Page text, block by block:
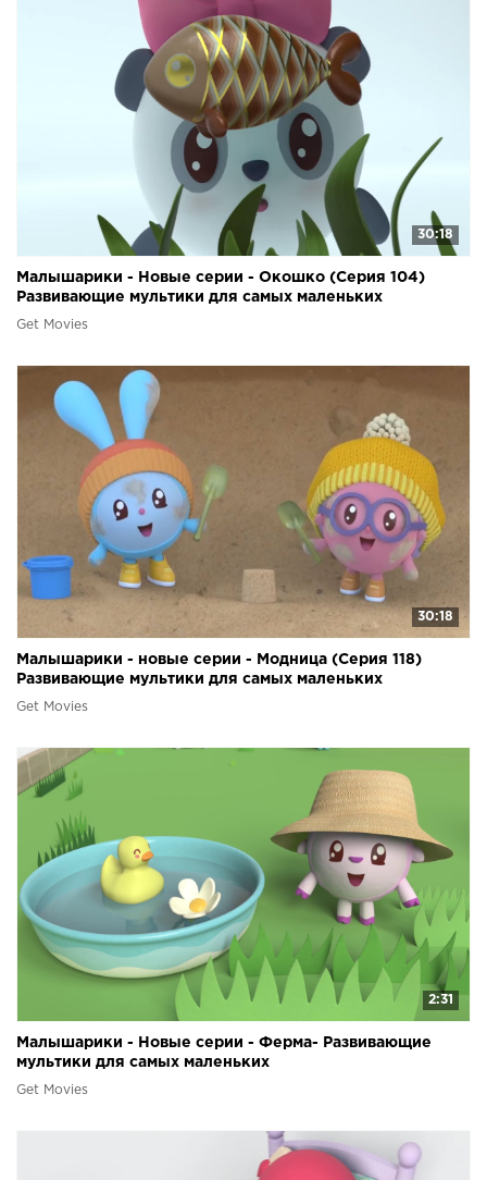
30:18
Малышарики - Новые серии - Окошко (Серия 104)
Развивающие мультики для самых маленьких
Get Movies
30:18
Малышарики - новые серии - Модница (Серия 118)
Развивающие мультики для самых маленьких
Get Movies
2:31
Малышарики - Новые серии - Ферма- Развивающие
мультики для самых маленьких
Get Movies